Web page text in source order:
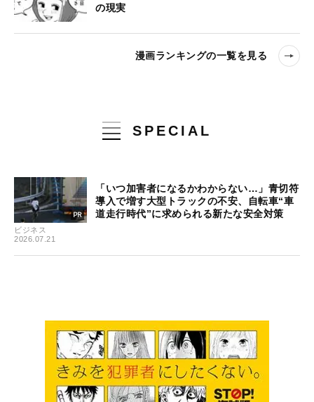
の現実
漫画ランキングの一覧を見る
SPECIAL
ビジネス
2026.07.21
「いつ加害者になるかわからない…」青切符
導入で増す大型トラックの不安、自転車“車
道走行時代”に求められる新たな安全対策